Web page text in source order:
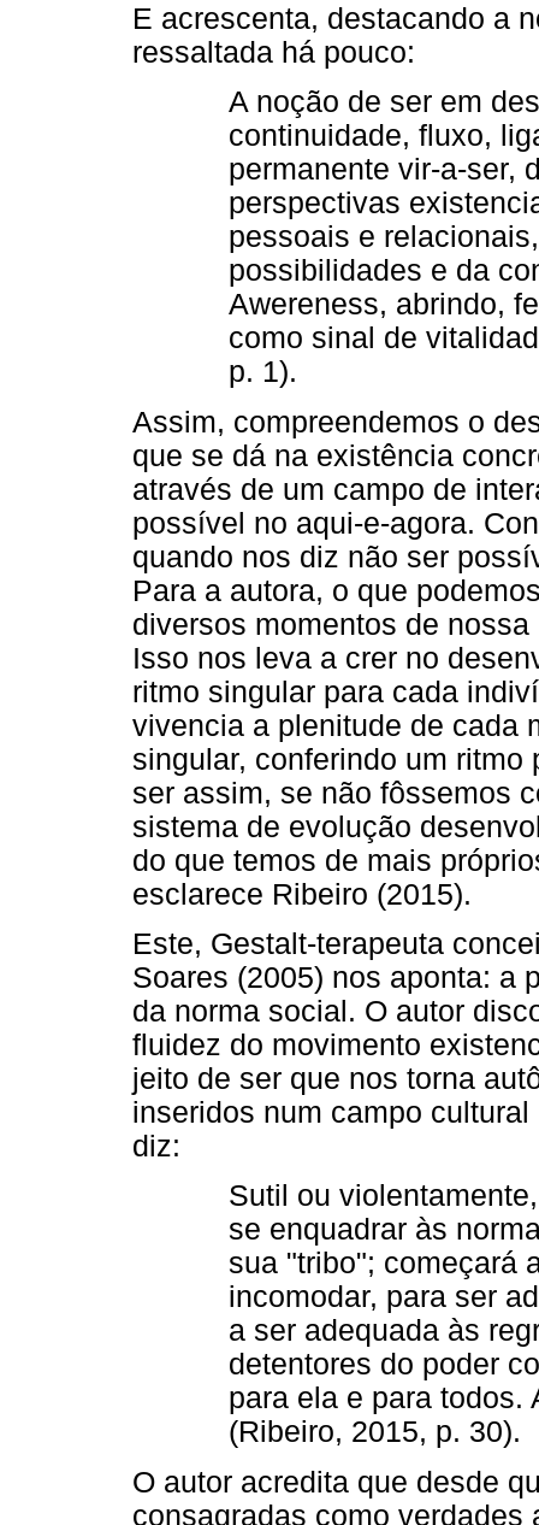
E acrescenta, destacando a
ressaltada há pouco:
A noção de ser em
continuidade, fluxo,
permanente vir-a-ser,
perspectivas
pessoais e
possibilidades e da
Awereness, abrindo,
como sinal de
p. 1).
Assim, compreendemos o
que se dá na existência
através de um campo de
possível no aqui-e-agora.
quando nos diz não ser
Para a autora, o que
diversos momentos de
Isso nos leva a crer no
ritmo singular para cada
vivencia a plenitude de cada
singular, conferindo um
ser assim, se não fôssemos
sistema de evolução
do que temos de mais
esclarece Ribeiro (2015).
Este, Gestalt-terapeuta
Soares (2005) nos aponta: a
da norma social. O autor
fluidez do movimento
jeito de ser que nos torna
inseridos num campo
diz:
Sutil ou
se enquadrar às
sua "tribo"; começará
incomodar, para ser
a ser adequada às
detentores do poder
para ela e para todos.
(Ribeiro, 2015, p. 30).
O autor acredita que desde
consagradas como